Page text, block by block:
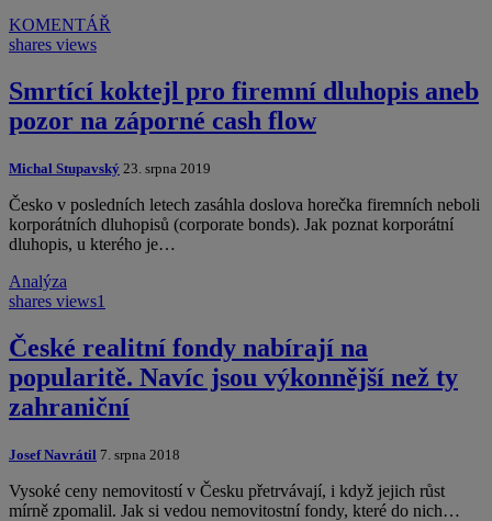
KOMENTÁŘ
shares views
Smrtící koktejl pro firemní dluhopis aneb
pozor na záporné cash flow
Michal Stupavský 23. srpna 2019
Česko v posledních letech zasáhla doslova horečka firemních neboli
korporátních dluhopisů (corporate bonds). Jak poznat korporátní
dluhopis, u kterého je…
Analýza
shares views1
České realitní fondy nabírají na
popularitě. Navíc jsou výkonnější než ty
zahraniční
Josef Navrátil 7. srpna 2018
Vysoké ceny nemovitostí v Česku přetrvávají, i když jejich růst
mírně zpomalil. Jak si vedou nemovitostní fondy, které do nich…